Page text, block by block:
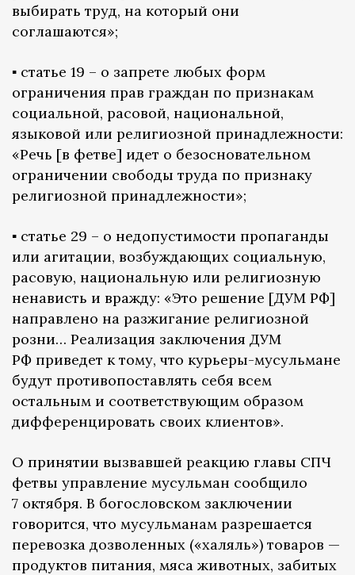
выбирать труд, на который они
соглашаются»;
▪️ статье 19 – о запрете любых форм
ограничения прав граждан по признакам
социальной, расовой, национальной,
языковой или религиозной принадлежности:
«Речь [в фетве] идет о безосновательном
ограничении свободы труда по признаку
религиозной принадлежности»;
▪️ статье 29 – о недопустимости пропаганды
или агитации, возбуждающих социальную,
расовую, национальную или религиозную
ненависть и вражду: «Это решение [ДУМ РФ]
направлено на разжигание религиозной
розни… Реализация заключения ДУМ
РФ приведет к тому, что курьеры-мусульмане
будут противопоставлять себя всем
остальным и соответствующим образом
дифференцировать своих клиентов».
О принятии вызвавшей реакцию главы СПЧ
фетвы управление мусульман сообщило
7 октября. В богословском заключении
говорится, что мусульманам разрешается
перевозка дозволенных («халяль») товаров —
продуктов питания, мяса животных, забитых